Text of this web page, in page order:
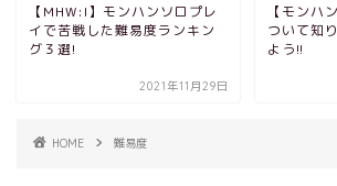
【MHW:I】モンハンソロプレ
イで苦戦した難易度ランキン
グ３選!
2021年11月29日
【モンハ
ついて知
よう!!
HOME 難易度